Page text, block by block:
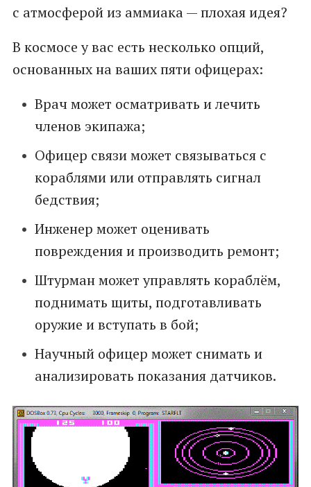
с атмосферой из аммиака — плохая идея?
В космосе у вас есть несколько опций,
основанных на ваших пяти офицерах:
Врач может осматривать и лечить
членов экипажа;
Офицер связи может связываться с
кораблями или отправлять сигнал
бедствия;
Инженер может оценивать
повреждения и производить ремонт;
Штурман может управлять кораблём,
поднимать щиты, подготавливать
оружие и вступать в бой;
Научный офицер может снимать и
анализировать показания датчиков.